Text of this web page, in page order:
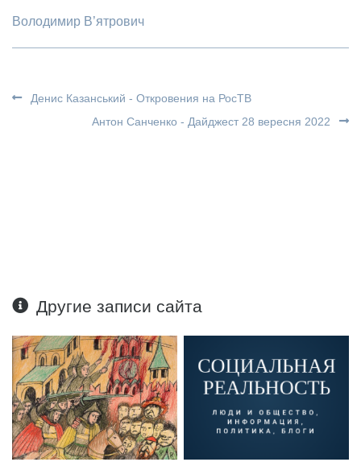
Володимир В’ятрович
Денис Казанський - Откровения на РосТВ
Антон Санченко - Дайджест 28 вересня 2022
Другие записи сайта